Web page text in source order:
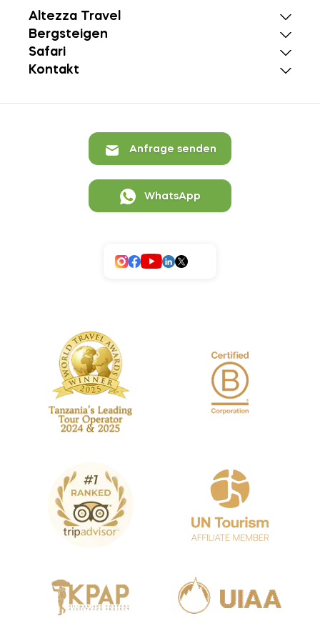
Altezza Travel
Bergsteigen
Safari
Kontakt
Anfrage senden
WhatsApp